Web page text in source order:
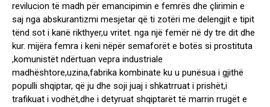
revilucion të madh për emancipimin e femrës dhe çlirimin e
saj nga abskurantizmi mesjetar që ti zotëri me delengjit e tipit
tënd sot i kanë rikthyer,u vritet. nga një femër në dy tre dit dhe
kur. mijëra femra i keni nëpër semaforët e botës si prostituta
,komunistët ndërtuan vepra industriale
madhështore,uzina,fabrika kombinate ku u punësua i gjithë
populli shqiptar, që ju dhe soji juaj i shkatrruat i prishët,i
trafikuat i vodhët,dhe i detyruat shqiptarët të marrin rrugët e